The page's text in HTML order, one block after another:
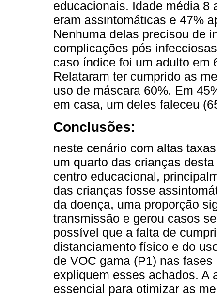
educacionais. Idade média 8
eram assintomáticas e 47%
Nenhuma delas precisou de
complicações pós-
caso índice foi um adulto em
Relataram ter cumprido as
uso de máscara 60%. Em
em casa, um deles faleceu
Conclusões:
neste cenário com altas
um quarto das crianças
centro educacional,
das crianças fosse
da doença, uma proporção
transmissão e gerou casos
possível que a falta de
distanciamento físico e do
de VOC gama (P1) nas
expliquem esses achados. A
essencial para otimizar as